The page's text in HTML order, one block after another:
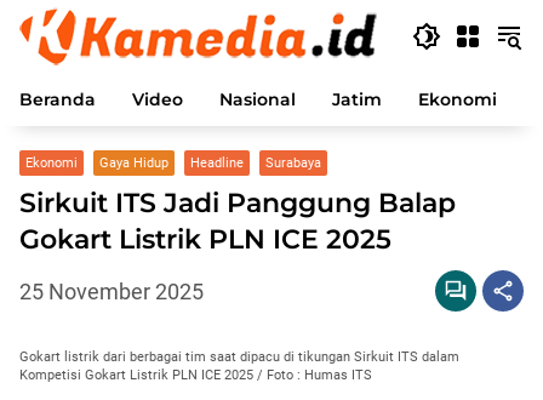
Langsung
konten
Beranda Video Nasional Jatim Ekonomi
Ekonomi Gaya Hidup Headline Surabaya
Sirkuit ITS Jadi Panggung Balap
Gokart Listrik PLN ICE 2025
25 November 2025
Gokart listrik dari berbagai tim saat dipacu di tikungan Sirkuit ITS dalam
Kompetisi Gokart Listrik PLN ICE 2025 / Foto : Humas ITS